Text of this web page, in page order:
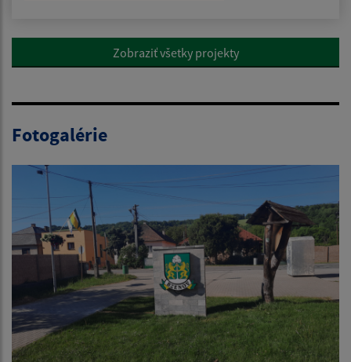
Zobraziť všetky projekty
Fotogalérie